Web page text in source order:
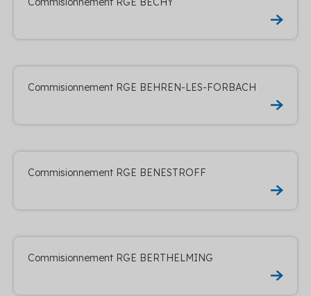
Commisionnement RGE BEHREN-LES-FORBACH
Commisionnement RGE BENESTROFF
Commisionnement RGE BERTHELMING